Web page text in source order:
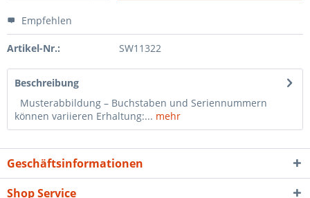
Empfehlen
Artikel-Nr.: SW11322
Beschreibung
Musterabbildung – Buchstaben und Seriennummern
können variieren Erhaltung:... mehr
Geschäftsinformationen
Shop Service